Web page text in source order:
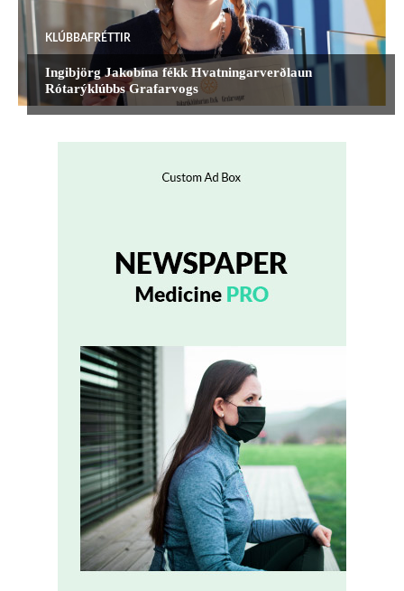
KLÚBBAFRÉTTIR
Ingibjörg Jakobína fékk Hvatningarverðlaun
Rótarýklúbbs Grafarvogs